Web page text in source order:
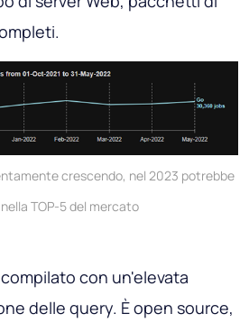
crescendo, nel 2023 potrebbe
TOP-5 del mercato
con un'elevata
delle query. È open source,